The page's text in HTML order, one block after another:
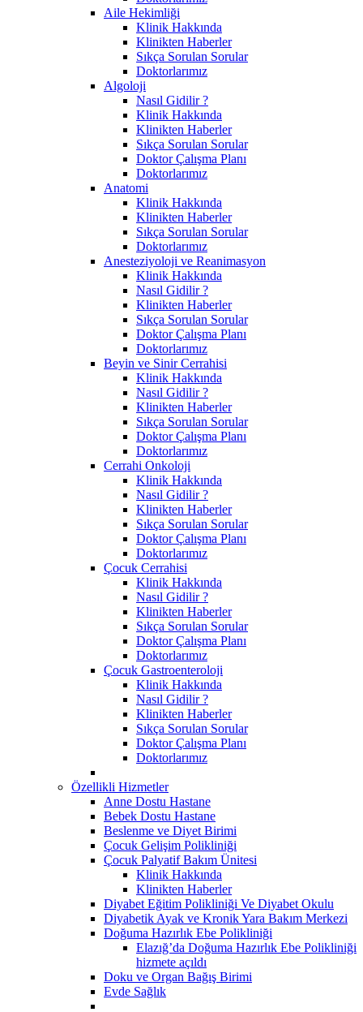
Aile Hekimliği
Klinik Hakkında
Klinikten Haberler
Sıkça Sorulan Sorular
Doktorlarımız
Algoloji
Nasıl Gidilir ?
Klinik Hakkında
Klinikten Haberler
Sıkça Sorulan Sorular
Doktor Çalışma Planı
Doktorlarımız
Anatomi
Klinik Hakkında
Klinikten Haberler
Sıkça Sorulan Sorular
Doktorlarımız
Anesteziyoloji ve Reanimasyon
Klinik Hakkında
Nasıl Gidilir ?
Klinikten Haberler
Sıkça Sorulan Sorular
Doktor Çalışma Planı
Doktorlarımız
Beyin ve Sinir Cerrahisi
Klinik Hakkında
Nasıl Gidilir ?
Klinikten Haberler
Sıkça Sorulan Sorular
Doktor Çalışma Planı
Doktorlarımız
Cerrahi Onkoloji
Klinik Hakkında
Nasıl Gidilir ?
Klinikten Haberler
Sıkça Sorulan Sorular
Doktor Çalışma Planı
Doktorlarımız
Çocuk Cerrahisi
Klinik Hakkında
Nasıl Gidilir ?
Klinikten Haberler
Sıkça Sorulan Sorular
Doktor Çalışma Planı
Doktorlarımız
Çocuk Gastroenteroloji
Klinik Hakkında
Nasıl Gidilir ?
Klinikten Haberler
Sıkça Sorulan Sorular
Doktor Çalışma Planı
Doktorlarımız
Özellikli Hizmetler
Anne Dostu Hastane
Bebek Dostu Hastane
Beslenme ve Diyet Birimi
Çocuk Gelişim Polikliniği
Çocuk Palyatif Bakım Ünitesi
Klinik Hakkında
Klinikten Haberler
Diyabet Eğitim Polikliniği Ve Diyabet Okulu
Diyabetik Ayak ve Kronik Yara Bakım Merkezi
Doğuma Hazırlık Ebe Polikliniği
Elazığ’da Doğuma Hazırlık Ebe Polikliniği
hizmete açıldı
Doku ve Organ Bağış Birimi
Evde Sağlık